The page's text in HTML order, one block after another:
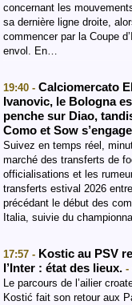
concernant les
sa dernière ligne droite,
commencer par la Coupe
envol. En…
19:40 - Calciomercato
Ivanovic, le Bologna
penche sur Diao,
Como et Sow
Suivez en temps réel,
marché des transferts de
officialisations et les
transferts estival 2026
précédant le début des
Italia, suivie du
17:57 - Kostic au PSV
l’Inter : état des lieux. -
Le parcours de l’ailier
Kostić fait son retour aux